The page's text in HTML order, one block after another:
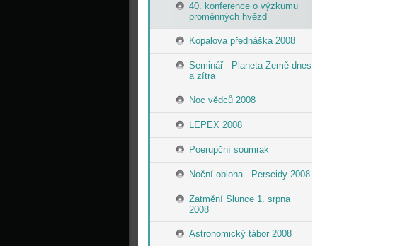
40. konference o výzkumu
proměnných hvězd
Kopalova přednáška 2008
Seminář - Planeta Země-dnes
a zítra
Noc vědců 2008
LEPEX 2008
Poerupční soumrak
Noční obloha - Perseidy 2008
Zatmění Slunce 1. srpna
2008
Astronomický tábor 2008